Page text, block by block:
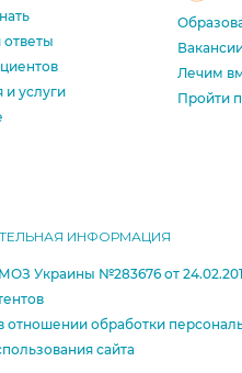
и услуги
Лечим
Пройти
ИНФОРМАЦИЯ
Украины №283676 от
отношении обработки
сайта